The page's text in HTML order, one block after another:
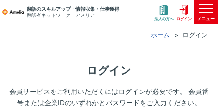
翻訳のスキルアップ・情報収集・仕事獲得
翻訳者ネットワーク アメリア
法人の方へ ログイン メニュー
ホーム ログイン
ログイン
会員サービスをご利用いただくにはログインが必要です。 会員番
号または企業IDのいずれかとパスワードをご入力ください。